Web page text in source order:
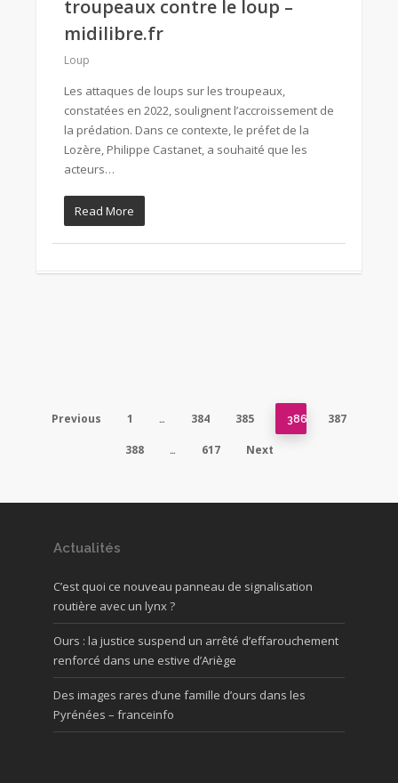
troupeaux contre le loup –
midilibre.fr
Loup
Les attaques de loups sur les troupeaux,
constatées en 2022, soulignent l’accroissement de
la prédation. Dans ce contexte, le préfet de la
Lozère, Philippe Castanet, a souhaité que les
acteurs…
Read More
Previous 1 … 384 385 386 387
388 … 617 Next
Actualités
C’est quoi ce nouveau panneau de signalisation
routière avec un lynx ?
Ours : la justice suspend un arrêté d’effarouchement
renforcé dans une estive d’Ariège
Des images rares d’une famille d’ours dans les
Pyrénées – franceinfo